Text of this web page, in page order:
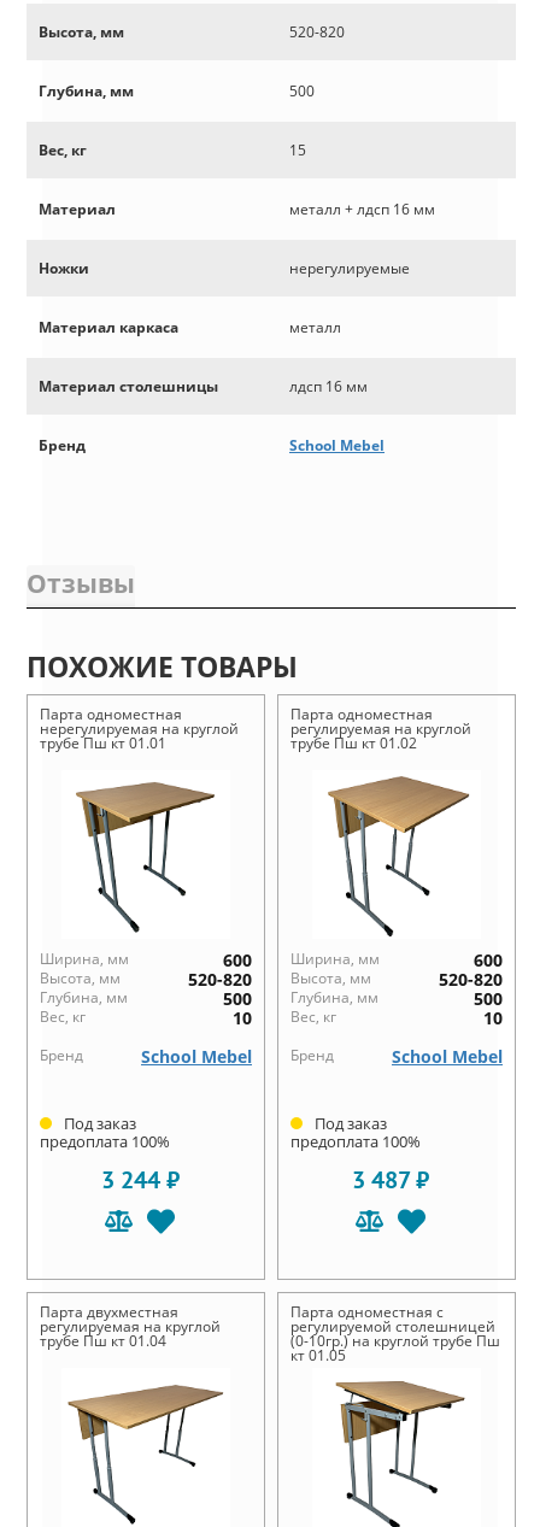
Высота, мм 520-820
Глубина, мм 500
Вес, кг 15
Материал металл + лдсп 16 мм
Ножки нерегулируемые
Материал каркаса металл
Материал столешницы лдсп 16 мм
Бренд School Mebel
Отзывы
ПОХОЖИЕ ТОВАРЫ
Парта одноместная
нерегулируемая на круглой
трубе Пш кт 01.01
Ширина, мм 600
Высота, мм 520-820
Глубина, мм 500
Вес, кг 10
Бренд School Mebel
Под заказ
предоплата 100%
3 244 ₽
Парта одноместная
регулируемая на круглой
трубе Пш кт 01.02
Ширина, мм 600
Высота, мм 520-820
Глубина, мм 500
Вес, кг 10
Бренд School Mebel
Под заказ
предоплата 100%
3 487 ₽
Парта двухместная
регулируемая на круглой
трубе Пш кт 01.04
Парта одноместная с
регулируемой столешницей
(0-10гр.) на круглой трубе Пш
кт 01.05